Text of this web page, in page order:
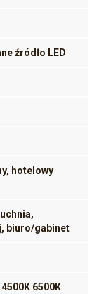
źródło LED
hotelowy
biuro/gabinet
6500K